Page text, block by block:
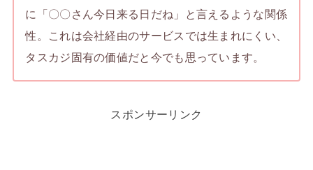
に「〇〇さん今日来る日だね」と言えるような関係
性。これは会社経由のサービスでは生まれにくい、
タスカジ固有の価値だと今でも思っています。
スポンサーリンク